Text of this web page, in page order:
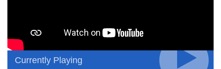
Currently Playing